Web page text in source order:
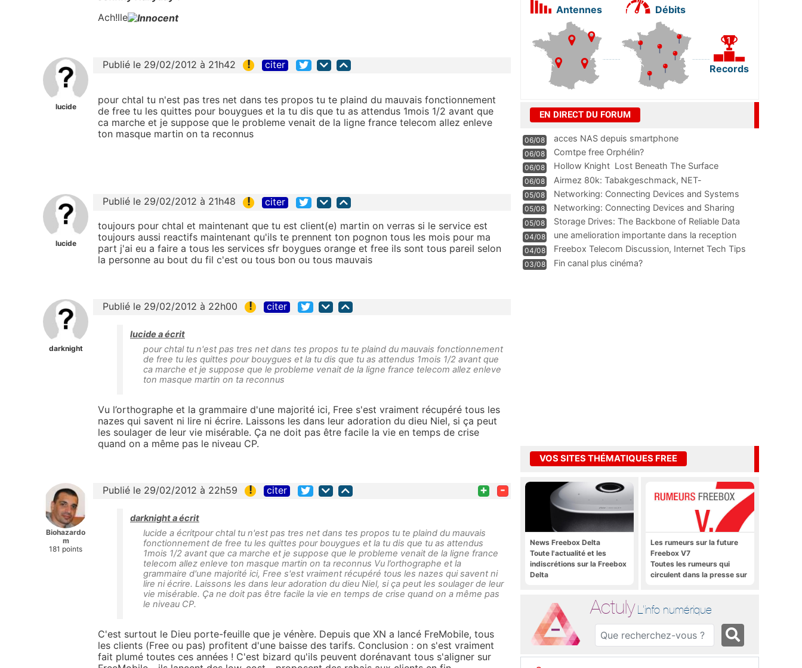
Ach!lle
lucide
Publié le 29/02/2012 à 21h42 ! citer
pour chtal tu n'est pas tres net dans tes propos tu te plaind du mauvais fonctionnement
de free tu les quittes pour bouygues et la tu dis que tu as attendus 1mois 1/2 avant que
ca marche et je suppose que le probleme venait de la ligne france telecom allez enleve
ton masque martin on ta reconnus
lucide
Publié le 29/02/2012 à 21h48 ! citer
toujours pour chtal et maintenant que tu est client(e) martin on verras si le service est
toujours aussi reactifs maintenant qu'ils te prennent ton pognon tous les mois pour ma
part j'ai eu a faire a tous les services sfr boygues orange et free ils sont tous pareil selon
la personne au bout du fil c'est ou tous bon ou tous mauvais
darknight
Publié le 29/02/2012 à 22h00 ! citer
lucide a écrit
pour chtal tu n'est pas tres net dans tes propos tu te plaind du mauvais fonctionnement
de free tu les quittes pour bouygues et la tu dis que tu as attendus 1mois 1/2 avant que
ca marche et je suppose que le probleme venait de la ligne france telecom allez enleve
ton masque martin on ta reconnus
Vu l’orthographe et la grammaire d'une majorité ici, Free s'est vraiment récupéré tous les
nazes qui savent ni lire ni écrire. Laissons les dans leur adoration du dieu Niel, si ça peut
les soulager de leur vie misérable. Ça ne doit pas être facile la vie en temps de crise
quand on a même pas le niveau CP.
Biohazardo
m
181 points
Publié le 29/02/2012 à 22h59 ! citer + -
darknight a écrit
lucide a écritpour chtal tu n'est pas tres net dans tes propos tu te plaind du mauvais
fonctionnement de free tu les quittes pour bouygues et la tu dis que tu as attendus
1mois 1/2 avant que ca marche et je suppose que le probleme venait de la ligne france
telecom allez enleve ton masque martin on ta reconnus Vu l’orthographe et la
grammaire d'une majorité ici, Free s'est vraiment récupéré tous les nazes qui savent ni
lire ni écrire. Laissons les dans leur adoration du dieu Niel, si ça peut les soulager de leur
vie misérable. Ça ne doit pas être facile la vie en temps de crise quand on a même pas
le niveau CP.
C'est surtout le Dieu porte-feuille que je vénère. Depuis que XN a lancé FreMobile, tous
les clients (Free ou pas) profitent d'une baisse des tarifs. Conclusion : on s'est vraiment
fait plumé toutes ces années ! C'est bizard qu'ils peuvent dorénavant tous s'aligner sur
Antennes Débits
Records
EN DIRECT DU FORUM
06/08 acces NAS depuis smartphone
06/08 Comtpe free Orphélin?
06/08 Hollow Knight  Lost Beneath The Surface
06/08
Airmez 80k: Tabakgeschmack, NET-
Technologie und Leistung im
05/08 Networking: Connecting Devices and Systems
05/08
Networking: Connecting Devices and Sharing
Information
05/08
Storage Drives: The Backbone of Reliable Data
Management
04/08
une amelioration importante dans la reception
WIFI
04/08
Freebox Telecom Discussion, Internet Tech Tips
Communi
03/08 Fin canal plus cinéma?
VOS SITES THÉMATIQUES FREE
News Freebox Delta
Toute l'actualité et les
indiscrétions sur la Freebox
Delta
Les rumeurs sur la future
Freebox V7
Toutes les rumeurs qui
circulent dans la presse sur
Actuly L'info numérique